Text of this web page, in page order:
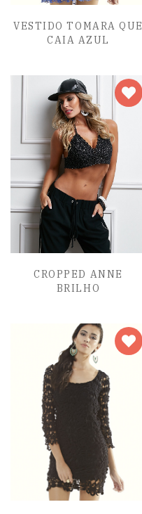
VESTIDO TOMARA QUE
CAIA AZUL
CROPPED ANNE
BRILHO